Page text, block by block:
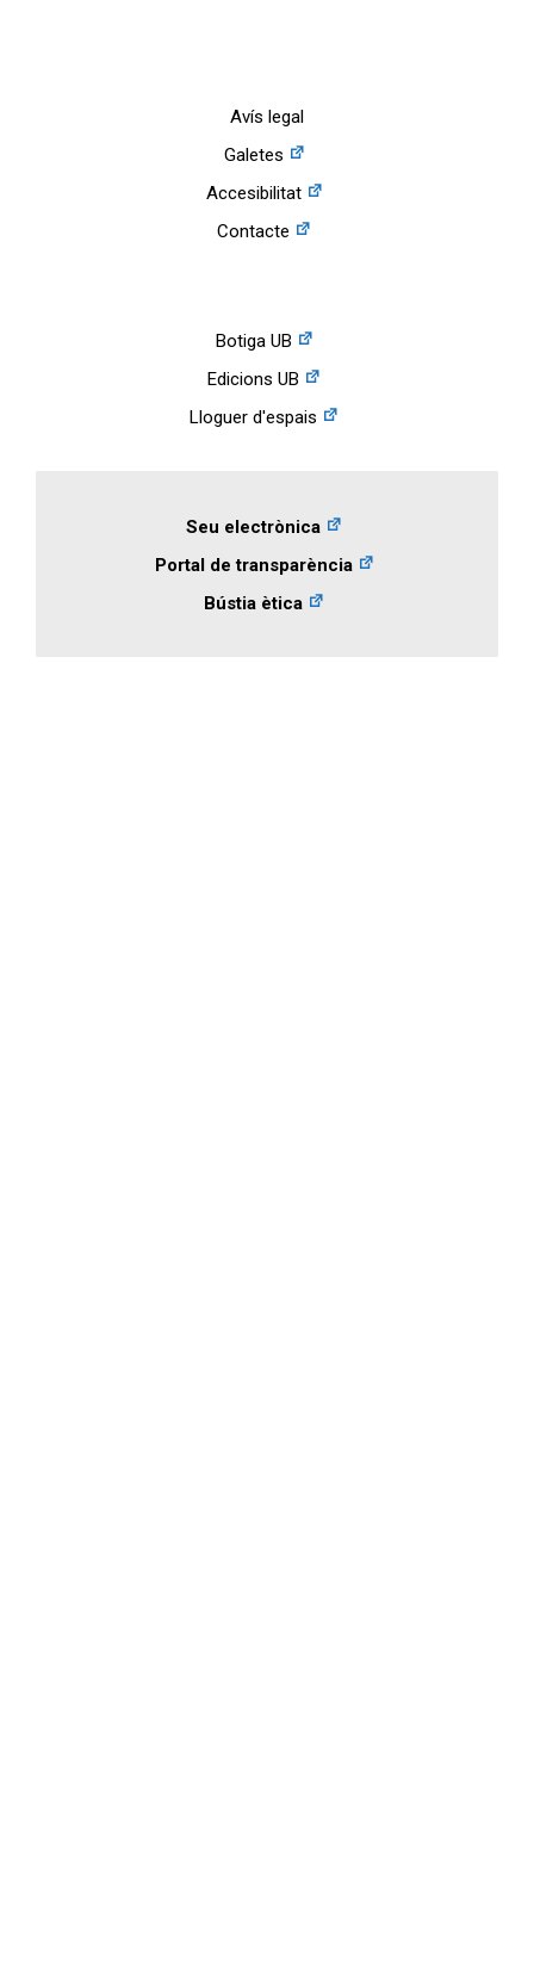
Avís legal
Galetes
Accesibilitat
Contacte
Botiga UB
Edicions UB
Lloguer d'espais
Seu electrònica
Portal de transparència
Bústia ètica